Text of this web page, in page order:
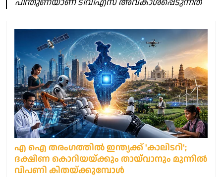
എ ഐ തരംഗത്തില്‍ ഇന്ത്യക്ക് 'കാലിടറി';
ദക്ഷിണ കൊറിയയ്ക്കും തായ്‌വാനും മുന്നില്‍
വിപണി കിതയ്ക്കുമ്പോള്‍